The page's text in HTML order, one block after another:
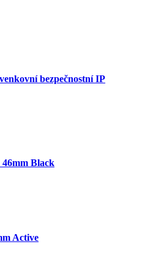
bezpečnostní IP
Black
Active